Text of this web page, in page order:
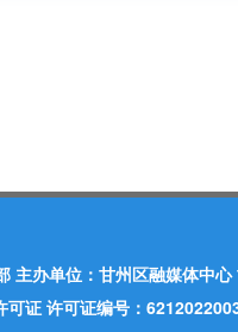
主办单位：甘州区融媒体中
可证 许可证编号：